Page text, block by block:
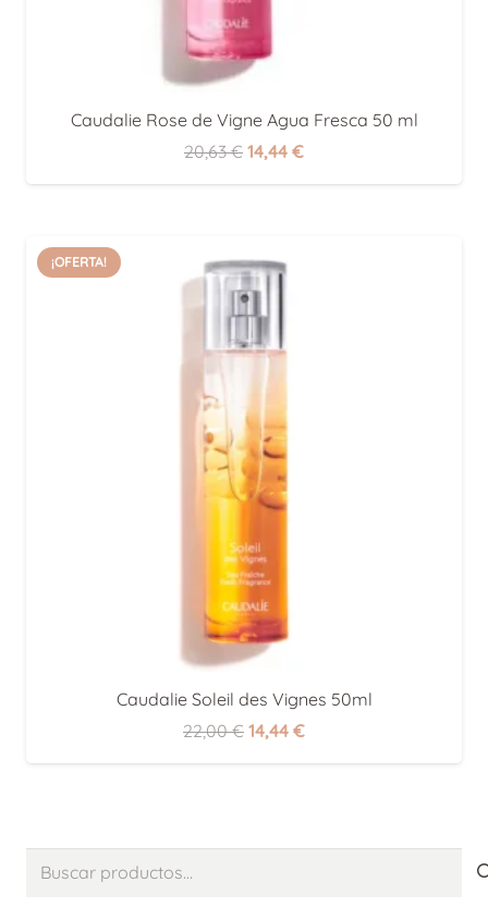
Caudalie Rose de Vigne Agua Fresca 50 ml
20,63€ El
precio
20,63 €.
14,44 €El
precio
¡OFERTA!
Caudalie Soleil des Vignes 50ml
22,00€ El
precio
22,00 €.
14,44 €El
precio
14,44 €.
Buscar